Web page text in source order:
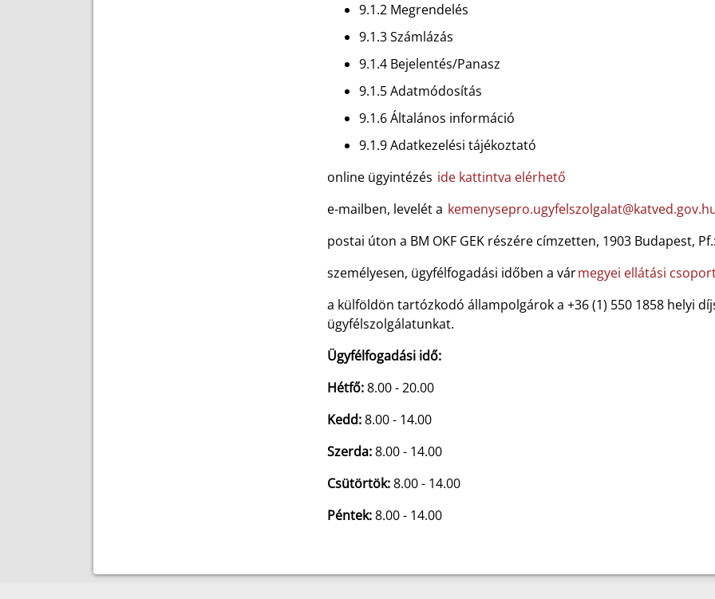
9.1.2 Megrendelés
9.1.3 Számlázás
9.1.4 Bejelentés/Panasz
9.1.5 Adatmódosítás
9.1.6 Általános információ
9.1.9 Adatkezelési tájékoztató
online ügyintézés ide kattintva elérhető
e-mailben, levelét a
postai úton a BM OKF GEK részére címzetten, 1903 Budapest,
személyesen, ügyfélfogadási időben a vármegyei ellátási
a külföldön tartózkodó állampolgárok a +36 (1) 550 1858 helyi
ügyfélszolgálatunkat.
Ügyfélfogadási idő:
Hétfő:8.00 - 20.00
Kedd:8.00 - 14.00
Szerda:8.00 - 14.00
Csütörtök:8.00 - 14.00
Péntek:8.00 - 14.00